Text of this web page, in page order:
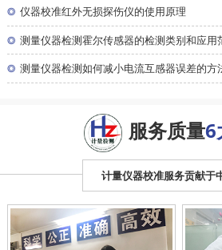
◎ 仪器校准红外无损探伤仪的使用原理
◎ 测量仪器检测霍尔传感器的检测类别和应用
◎ 测量仪器检测如何减小电流互感器误差的方
服务质量6
计量仪器校准服务贡献于